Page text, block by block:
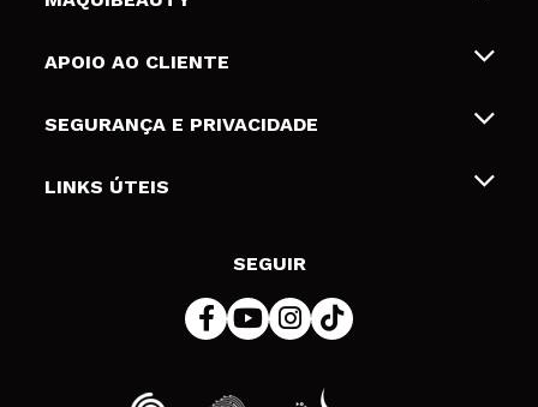
Sobre nós
Gift Cards
APOIO AO CLIENTE
Envios e Devoluções
Formas de pagamento
SEGURANÇA E PRIVACIDADE
Termos e Privacidade
LINKS ÚTEIS
SEGUIR